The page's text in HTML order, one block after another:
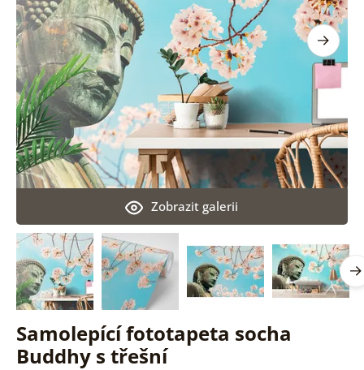
Samolepící fototapeta socha
Buddhy s třešní
Zobrazit galerii